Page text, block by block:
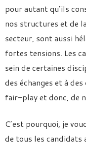
pour autant qu’ils
nos structures et de
secteur, sont aussi
fortes tensions. Les
sein de certaines
des échanges et à
fair-play et donc, de
C’est pourquoi, je
de tous les candidats